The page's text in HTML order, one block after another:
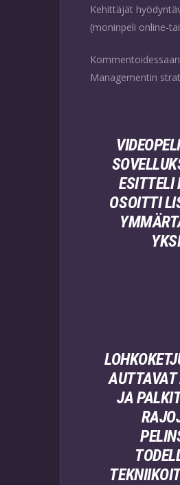
Kehittäjät
(moninpeli online-
Managementin
ESITTELI
OSOITTI
JA